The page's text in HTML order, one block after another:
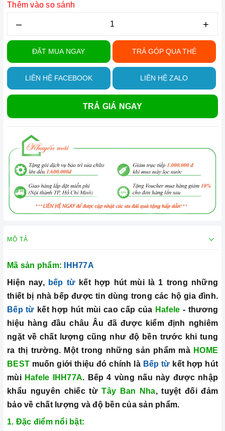
Thêm vào so sánh
– +
ĐẶT MUA NGAY TRẢ GÓP QUA THẺ
LIÊN HỆ FACEBOOK LIÊN HỆ ZALO
TRẢ GIÁ NGAY
MÔ TẢ
Mã sản phẩm:
IHH77A
Hiện nay, bếp từ kết hợp hút mùi là 1 trong những
thiết bị nhà bếp được tin dùng trong các hộ gia đình.
Bếp từ kết hợp hút mùi cao cấp của Hafele - thương
hiệu hàng đầu châu Âu đã được kiểm định nghiêm
ngặt về chất lượng cũng như độ bền trước khi tung
ra thị trường. Một trong những sản phẩm mà HOME
BEST muốn giới thiệu đó chính làBếp từ kết hợp hút
mùi Hafele IHH77A. Bếp 4 vùng nấu này được nhập
khẩu nguyên chiếc từTây Ban Nha, tuyệt đối đảm
bảo về chất lượng và độ bền của sản phẩm.
1. Đặc điểm nổi bật: